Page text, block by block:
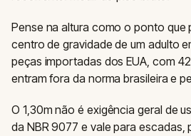
Pense na altura como o ponto que
centro de gravidade de um adulto
peças importadas dos EUA, com
entram fora da norma brasileira e
O 1,30m não é exigência geral de
da NBR 9077 e vale para escadas,